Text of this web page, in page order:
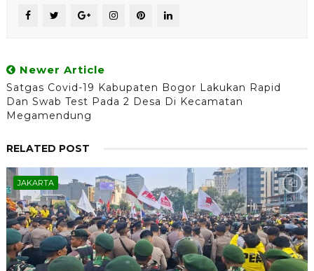
Newer Article
Satgas Covid-19 Kabupaten Bogor Lakukan Rapid
Dan Swab Test Pada 2 Desa Di Kecamatan
Megamendung
RELATED POST
JAKARTA